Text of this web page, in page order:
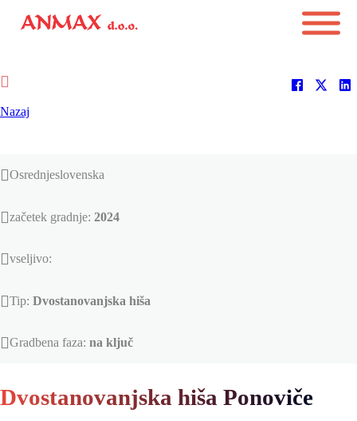
Nazaj
Osrednjeslovenska
začetek gradnje: 2024
vseljivo:
Tip: Dvostanovanjska hiša
Gradbena faza: na ključ
Dvostanovanjska hiša Ponoviče